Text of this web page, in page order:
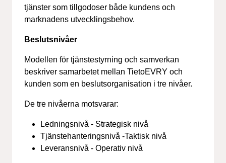
tjänster som tillgodoser både kundens och
marknadens utvecklingsbehov.
Beslutsnivåer
Modellen för tjänstestyrning och samverkan
beskriver samarbetet mellan TietoEVRY och
kunden som en beslutsorganisation i tre nivåer.
De tre nivåerna motsvarar:
Ledningsnivå - Strategisk nivå
Tjänstehanteringsnivå -Taktisk nivå
Leveransnivå - Operativ nivå